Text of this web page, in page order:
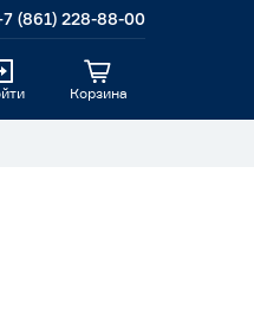
(861) 228-88-00
Корзина